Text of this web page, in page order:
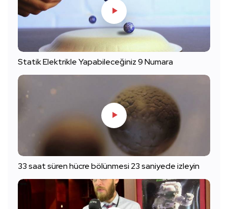
Statik Elektrikle Yapabileceğiniz 9 Numara
33 saat süren hücre bölünmesi 23 saniyede izleyin